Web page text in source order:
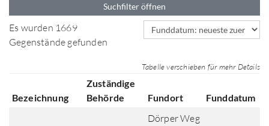
Suchfilter öffnen
Es wurden 1669
Gegenstände gefunden
Sortierfeld
Tabelle verschieben für mehr Details
Bezeichnung
Zuständige
Behörde
Fundort Funddatum
Dörper Weg